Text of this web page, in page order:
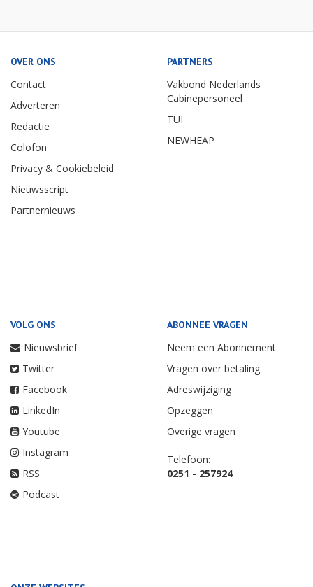
OVER ONS
Contact
Adverteren
Redactie
Colofon
Privacy & Cookiebeleid
Nieuwsscript
Partnernieuws
PARTNERS
Vakbond Nederlands
Cabinepersoneel
TUI
NEWHEAP
VOLG ONS
Nieuwsbrief
Twitter
Facebook
LinkedIn
Youtube
Instagram
RSS
Podcast
ABONNEE VRAGEN
Neem een Abonnement
Vragen over betaling
Adreswijziging
Opzeggen
Overige vragen
Telefoon:
0251 - 257924